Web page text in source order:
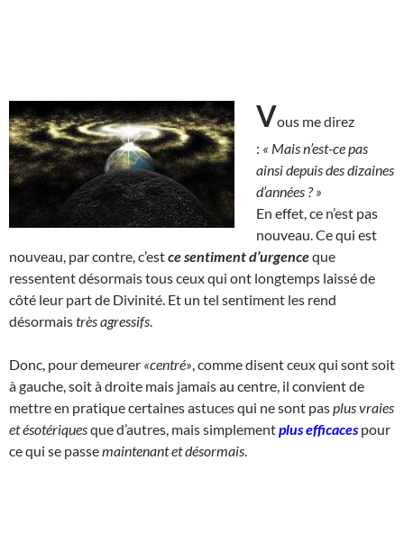
Vous me direz
: « Mais n’est-ce pas
ainsi depuis des dizaines
d’années ? »
En effet, ce n’est pas
nouveau. Ce qui est
nouveau, par contre, c’estce sentiment d’urgenceque
ressentent désormais tous ceux qui ont longtemps laissé de
côté leur part de Divinité. Et un tel sentiment les rend
désormaistrès agressifs
Donc, pour demeurer «centré» , comme disent ceux qui sont soit
à gauche, soit à droite mais jamais au centre, il convient de
mettre en pratique certaines astuces qui ne sont pasplus vraies
et ésotériquesque d’autres, mais simplementplus efficacespour
ce qui se passemaintenant et désormais